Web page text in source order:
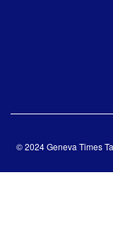
© 2024 Geneva Times